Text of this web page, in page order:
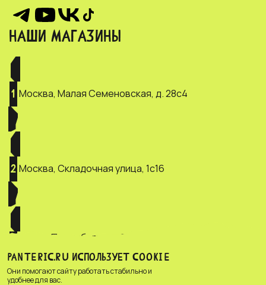
НАШИ МАГАЗИНЫ
1 Москва, Малая Семеновская, д. 28с4
2 Москва, Складочная улица, 1с16
Санкт-Петербург, ул. Зверинская, д.
2/5
PANTERIC.RU ИСПОЛЬЗУЕТ COOKIE
Они помогают сайту работать стабильно и
удобнее для вас.